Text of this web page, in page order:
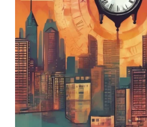
ذخایر گلیکوژن
ذخایر گلیکوژن در عضلات به شدت کاهش
ای کربوهیدرات در بدن است و بازسازی
و آماده سازی برای تمرین بعدی ضروری
فراهم آوردن کربوهیدرات های با جذب بالا،
را تسریع می کند. دکستروز با افزایش سریع
به داخل سلول های عضلانی کمک کرده و فرآیند
می کند. ریکاوری مؤثر به معنای کاهش